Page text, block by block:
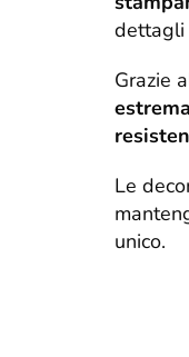
dettagli
Grazie
Le
unico.